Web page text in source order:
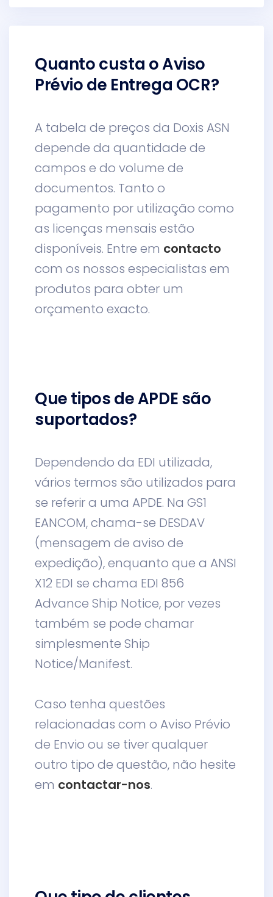
Quanto custa o Aviso
Prévio de Entrega OCR?
A tabela de preços da Doxis ASN
depende da quantidade de
campos e do volume de
documentos. Tanto o
pagamento por utilização como
as licenças mensais estão
disponíveis. Entre em contacto
com os nossos especialistas em
produtos para obter um
orçamento exacto.
Que tipos de APDE são
suportados?
Dependendo da EDI utilizada,
vários termos são utilizados para
se referir a uma APDE. Na GS1
EANCOM, chama-se DESDAV
(mensagem de aviso de
expedição), enquanto que a ANSI
X12 EDI se chama EDI 856
Advance Ship Notice, por vezes
também se pode chamar
simplesmente Ship
Notice/Manifest.
Caso tenha questões
relacionadas com o Aviso Prévio
de Envio ou se tiver qualquer
outro tipo de questão, não hesite
em contactar-nos.